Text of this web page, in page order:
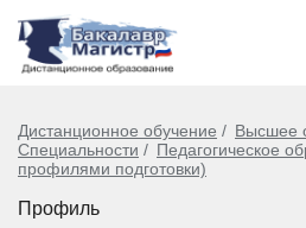
Дистанционное обучение
Высшее
Специальности
Педагогическое
профилями подготовки)
Профиль